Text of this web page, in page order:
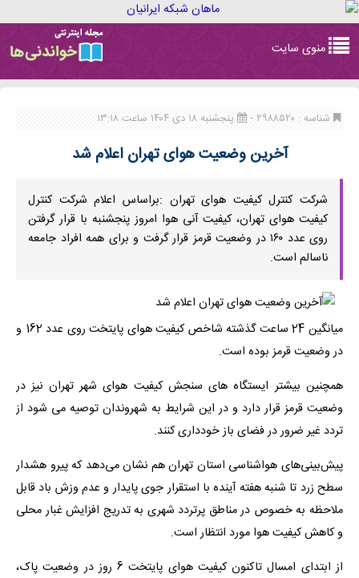
navigation
منوی سایت
شناسه : ۲۹۸۸۵۲۰ - پنجشنبه ۱۸ دی ۱۴۰۴ ساعت ۱۳:۱۸
آخرین وضعیت هوای تهران اعلام شد
شرکت کنترل کیفیت هوای تهران : ​براساس اعلام شرکت کنترل
کیفیت هوای تهران، کیفیت آنی هوا امروز پنجشنبه با قرار گرفتن
روی عدد ۱۶۰ در وضعیت قرمز قرار گرفت و برای همه افراد جامعه
ناسالم است.
میانگین 24 ساعت گذشته شاخص کیفیت هوای پایتخت روی عدد 162 و
در وضعیت قرمز بوده است.
همچنین بیشتر ایستگاه های سنجش کیفیت هوای شهر تهران نیز در
وضعیت قرمز قرار دارد و در این شرایط به شهروندان توصیه می شود از
تردد غیر ضرور در فضای باز خودداری کنند.
پیش‌بینی‌های هواشناسی استان تهران هم نشان می‌دهد که پیرو هشدار
سطح زرد تا شنبه هفته آینده با استقرار جوی پایدار و عدم وزش باد قابل
ملاحظه به خصوص در مناطق پرتردد شهری به تدریج افزایش غبار محلی
و کاهش کیفیت هوا مورد انتظار است.
از ابتدای امسال تاکنون کیفیت هوای پایتخت‌ 6 روز در وضعیت پاک،